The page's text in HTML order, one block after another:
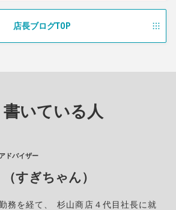
店長ブログTOP
書いている人
ドバイザー
（すぎちゃん）
務を経て
杉山商店４代目社長に就